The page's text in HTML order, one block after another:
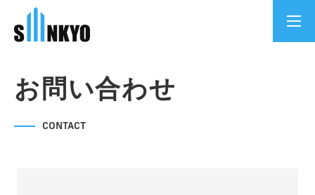
お問い合わせ
CONTACT